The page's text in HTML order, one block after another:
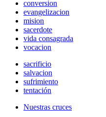
conversion
evangelizacion
mision
sacerdote
vida consagrada
vocacion
sacrificio
salvacion
sufrimiento
tentación
Nuestras cruces